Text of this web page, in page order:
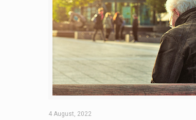
4 August, 2022